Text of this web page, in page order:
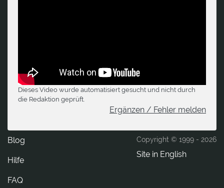
Dieses Video wurde automatisiert gesucht und nicht durch
die Redaktion geprüft.
Ergänzen / Fehler melden
Copyright © 1999 - 2026
Site in English
Blog
Hilfe
FAQ